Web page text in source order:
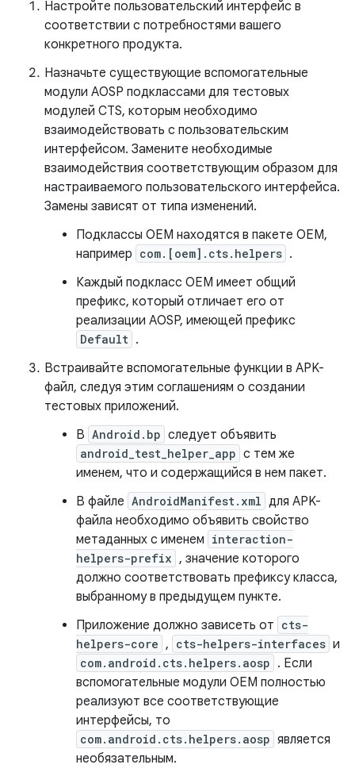
Настройте пользовательский интерфейс в
соответствии с потребностями вашего
конкретного продукта.
Назначьте существующие вспомогательные
модули AOSP подклассами для тестовых
модулей CTS, которым необходимо
взаимодействовать с пользовательским
интерфейсом. Замените необходимые
взаимодействия соответствующим образом для
настраиваемого пользовательского интерфейса.
Замены зависят от типа изменений.
Подклассы OEM находятся в пакете OEM,
например com.[oem].cts.helpers .
Каждый подкласс OEM имеет общий
префикс, который отличает его от
реализации AOSP, имеющей префикс
Default .
Встраивайте вспомогательные функции в APK-
файл, следуя этим соглашениям о создании
тестовых приложений.
В Android.bp следует объявить
android_test_helper_app с тем же
именем, что и содержащийся в нем пакет.
В файле AndroidManifest.xml для APK-
файла необходимо объявить свойство
метаданных с именем interaction-
helpers-prefix , значение которого
должно соответствовать префиксу класса,
выбранному в предыдущем пункте.
Приложение должно зависеть от cts-
helpers-core , cts-helpers-interfaces и
com.android.cts.helpers.aosp . Если
вспомогательные модули OEM полностью
реализуют все соответствующие
интерфейсы, то
com.android.cts.helpers.aosp является
необязательным.